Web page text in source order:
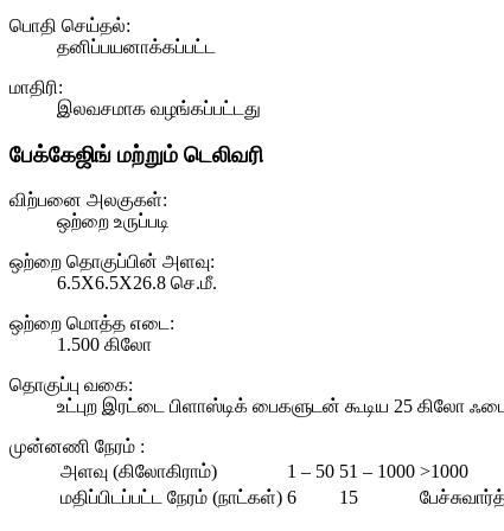
பொதி செய்தல்:
தனிப்பயனாக்கப்பட்ட
மாதிரி:
இலவசமாக வழங்கப்பட்டது
பேக்கேஜிங் மற்றும் டெலிவரி
விற்பனை அலகுகள்:
ஒற்றை உருப்படி
ஒற்றை தொகுப்பின் அளவு:
6.5X6.5X26.8 செ.மீ.
ஒற்றை மொத்த எடை:
1.500 கிலோ
தொகுப்பு வகை:
உட்புற இரட்டை பிளாஸ்டிக் பைகளுடன் கூடிய 25 கிலோ
முன்னணி நேரம் :
அளவு (கிலோகிராம்)
1 – 50 51 – 1000 >1000
மதிப்பிடப்பட்ட நேரம் (நாட்கள்) 6 15